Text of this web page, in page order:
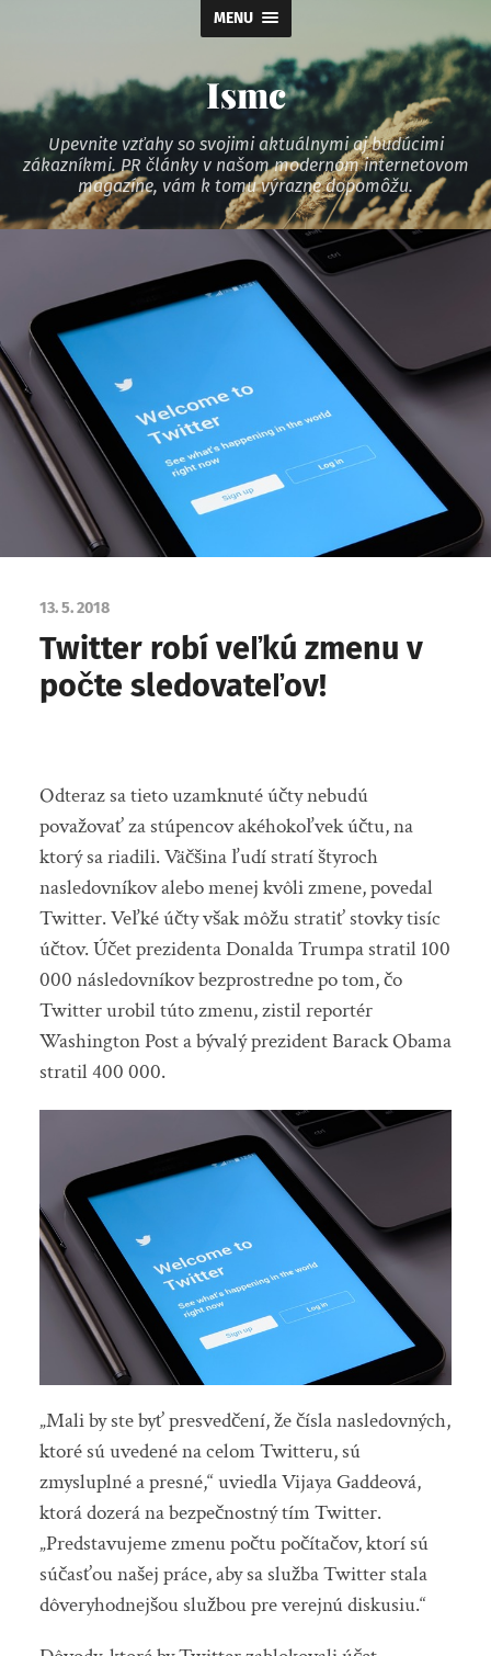
MENU
Ismc
Upevnite vzťahy so svojimi aktuálnymi aj budúcimi
zákazníkmi. PR články v našom modernom internetovom
magazíne, vám k tomu výrazne dopomôžu.
13. 5. 2018
Twitter robí veľkú zmenu v
počte sledovateľov!
Odteraz sa tieto uzamknuté účty nebudú
považovať za stúpencov akéhokoľvek účtu, na
ktorý sa riadili. Väčšina ľudí stratí štyroch
nasledovníkov alebo menej kvôli zmene, povedal
Twitter. Veľké účty však môžu stratiť stovky tisíc
účtov. Účet prezidenta Donalda Trumpa stratil 100
000 následovníkov bezprostredne po tom, čo
Twitter urobil túto zmenu, zistil reportér
Washington Post a bývalý prezident Barack Obama
stratil 400 000.
„Mali by ste byť presvedčení, že čísla nasledovných,
ktoré sú uvedené na celom Twitteru, sú
zmysluplné a presné,“ uviedla Vijaya Gaddeová,
ktorá dozerá na bezpečnostný tím Twitter.
„Predstavujeme zmenu počtu počítačov, ktorí sú
súčasťou našej práce, aby sa služba Twitter stala
dôveryhodnejšou službou pre verejnú diskusiu.“